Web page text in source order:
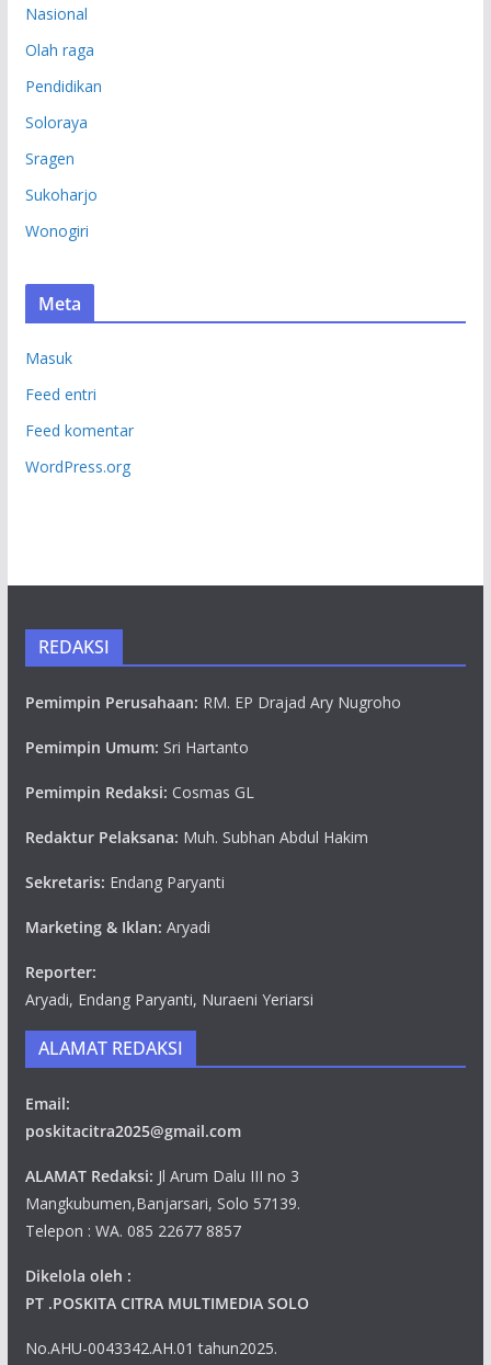
Nasional
Olah raga
Pendidikan
Soloraya
Sragen
Sukoharjo
Wonogiri
Meta
Masuk
Feed entri
Feed komentar
WordPress.org
REDAKSI
Pemimpin Perusahaan: RM. EP Drajad Ary Nugroho
Pemimpin Umum: Sri Hartanto
Pemimpin Redaksi: Cosmas GL
Redaktur Pelaksana: Muh. Subhan Abdul Hakim
Sekretaris: Endang Paryanti
Marketing & Iklan: Aryadi
Reporter:
Aryadi, Endang Paryanti, Nuraeni Yeriarsi
ALAMAT REDAKSI
Email:
poskitacitra2025@gmail.com
ALAMAT Redaksi: Jl Arum Dalu III no 3
Mangkubumen,Banjarsari, Solo 57139.
Telepon : WA. 085 22677 8857
Dikelola oleh :
PT .POSKITA CITRA MULTIMEDIA SOLO
No.AHU-0043342.AH.01 tahun2025.